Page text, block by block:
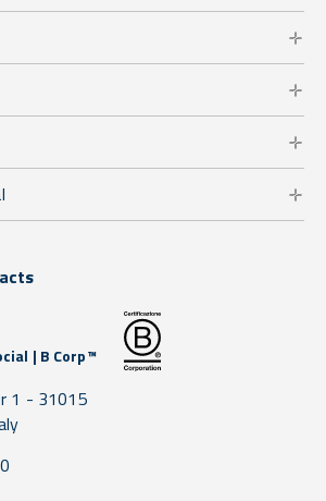
| B Corp™
1 - 31015